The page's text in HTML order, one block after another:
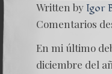
Written by Igor
Comentarios
En mi último
diciembre del